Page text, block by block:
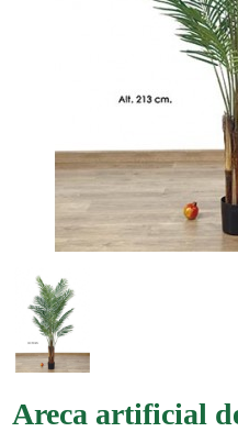
Areca artificial